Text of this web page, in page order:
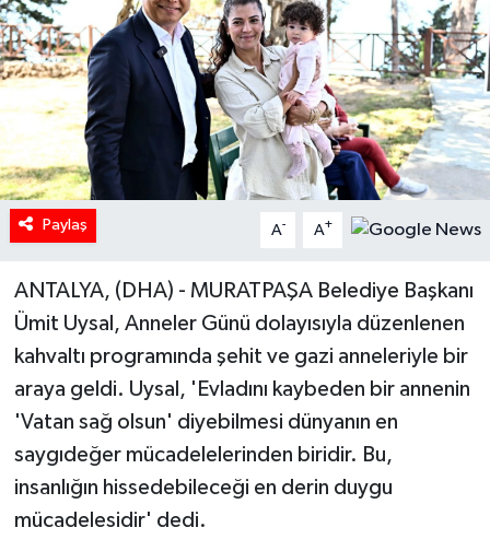
Paylaş A- A+
ANTALYA, (DHA) - MURATPAŞA Belediye Başkanı
Ümit Uysal, Anneler Günü dolayısıyla düzenlenen
kahvaltı programında şehit ve gazi anneleriyle bir
araya geldi. Uysal, 'Evladını kaybeden bir annenin
'Vatan sağ olsun' diyebilmesi dünyanın en
saygıdeğer mücadelelerinden biridir. Bu,
insanlığın hissedebileceği en derin duygu
mücadelesidir' dedi.